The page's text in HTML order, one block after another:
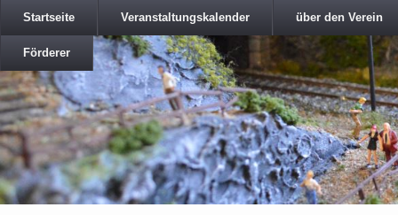
Startseite Veranstaltungskalender über den Verein
Förderer